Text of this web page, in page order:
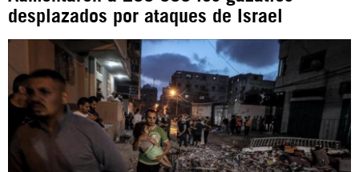
https://urmedium.com/c/hispantv
Instagram como: hispan_tv
desplazados por ataques de Israel